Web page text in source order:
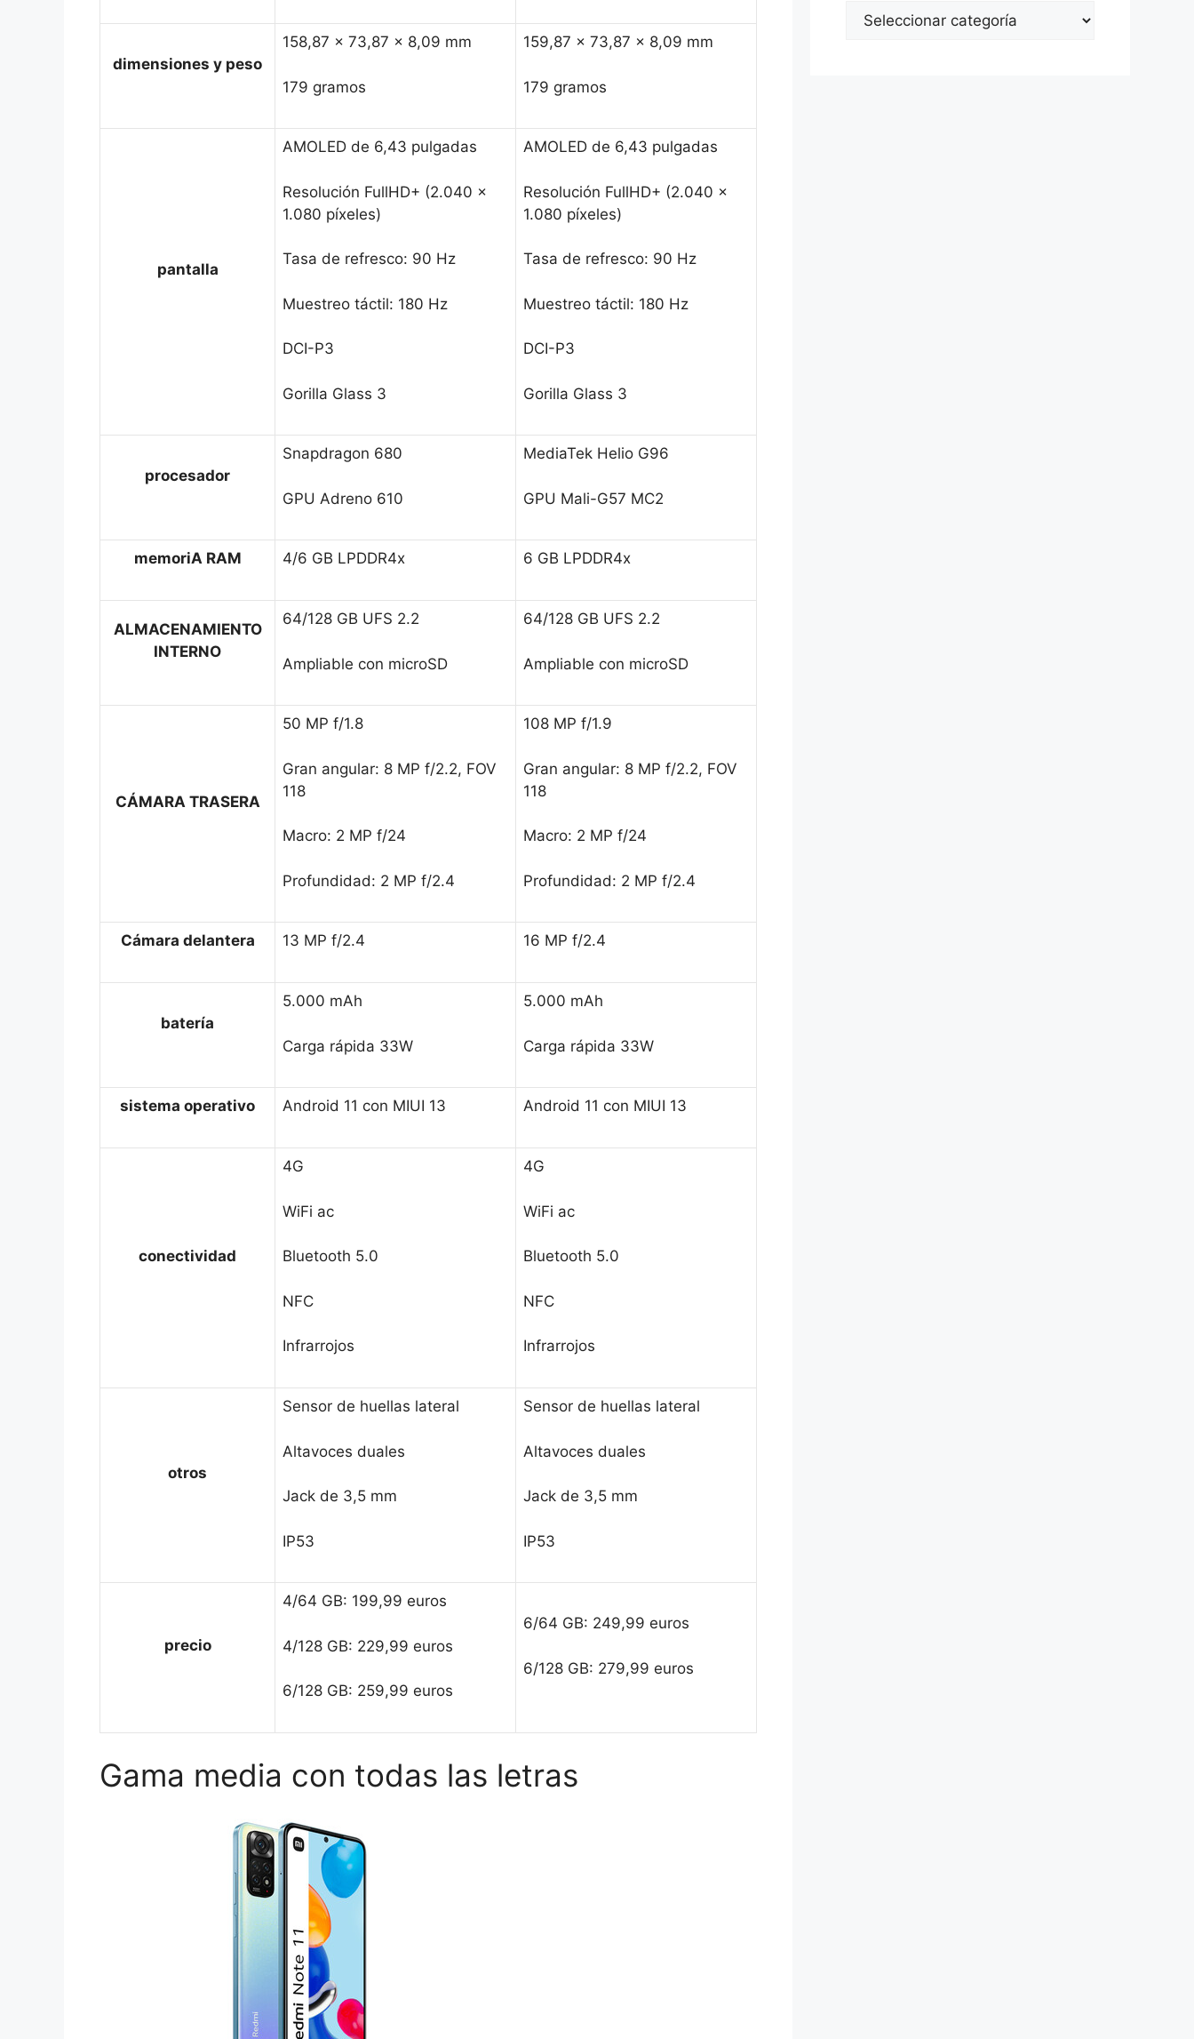
dimensiones y peso
158,87 x 73,87 x 8,09 mm
179 gramos
159,87 x 73,87 x 8,09 mm
179 gramos
pantalla
AMOLED de 6,43 pulgadas
Resolución FullHD+ (2.040 x
1.080 píxeles)
Tasa de refresco: 90 Hz
Muestreo táctil: 180 Hz
DCI-P3
Gorilla Glass 3
AMOLED de 6,43 pulgadas
Resolución FullHD+ (2.040 x
1.080 píxeles)
Tasa de refresco: 90 Hz
Muestreo táctil: 180 Hz
DCI-P3
Gorilla Glass 3
procesador
Snapdragon 680
GPU Adreno 610
MediaTek Helio G96
GPU Mali-G57 MC2
memoriA RAM 4/6 GB LPDDR4x 6 GB LPDDR4x
ALMACENAMIENTO
INTERNO
64/128 GB UFS 2.2
Ampliable con microSD
64/128 GB UFS 2.2
Ampliable con microSD
CÁMARA TRASERA
50 MP f/1.8
Gran angular: 8 MP f/2.2, FOV
118
Macro: 2 MP f/24
Profundidad: 2 MP f/2.4
108 MP f/1.9
Gran angular: 8 MP f/2.2, FOV
118
Macro: 2 MP f/24
Profundidad: 2 MP f/2.4
Cámara delantera 13 MP f/2.4 16 MP f/2.4
batería
5.000 mAh
Carga rápida 33W
5.000 mAh
Carga rápida 33W
sistema operativo Android 11 con MIUI 13 Android 11 con MIUI 13
conectividad
4G
WiFi ac
Bluetooth 5.0
NFC
Infrarrojos
4G
WiFi ac
Bluetooth 5.0
NFC
Infrarrojos
otros
Sensor de huellas lateral
Altavoces duales
Jack de 3,5 mm
IP53
Sensor de huellas lateral
Altavoces duales
Jack de 3,5 mm
IP53
precio
4/64 GB: 199,99 euros
4/128 GB: 229,99 euros
6/128 GB: 259,99 euros
6/64 GB: 249,99 euros
6/128 GB: 279,99 euros
Gama media con todas las letras
Categorías